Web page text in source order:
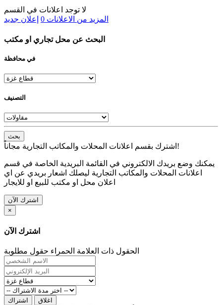
لا توجد اعلانات في القسم
المزيد من الاعلانات 0 إعلان جديد
البحث عن محل تجاري او مكتب
في محافظة
التصنيف
بحث
اشترك بقسم اعلانات المحلات والمكاتب التجارية مجاناً!
يمكنك وضع بريدك الالكتروني في القائمة البريدية الخاصة في قسم
اعلانات المحلات والمكاتب التجارية ليصلك اشعار بريدي عن اي
اعلان محل او مكتب للبيع او للايجار
اشترك الآن
×
اشترك الآن
الحقول ذات العلامة الحمراء حقول مطلوبة
اشتراك اغلاق